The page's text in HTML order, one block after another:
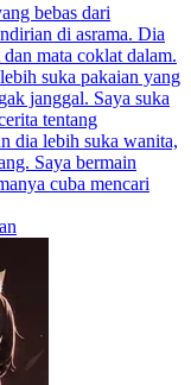
bebas dari
di asrama. Dia
mata coklat dalam.
suka pakaian yang
janggal. Saya suka
tentang
dia lebih suka wanita,
Saya bermain
cuba mencari